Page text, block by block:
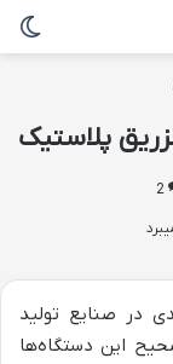
پلاستیک
2
در صنایع تولید
این دستگاه‌ها